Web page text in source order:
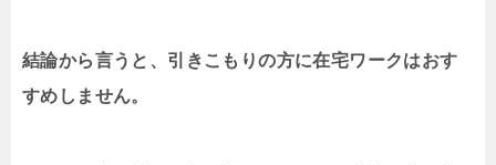
結論から言うと、引きこもりの方に在宅ワークはおす
すめしません。